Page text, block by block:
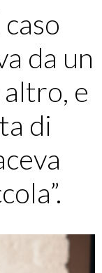
da un
e
di